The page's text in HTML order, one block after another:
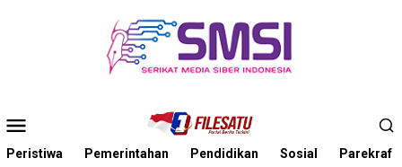
Mobile
Peristiwa Pemerintahan Pendidikan Sosial Parekraf